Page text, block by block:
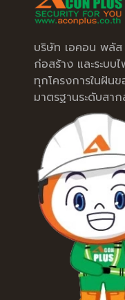
บริษัท เอคอน พลั
ก่อสร้าง และระบบ
ทุกโครงการในฝัน
มาตรฐานระดับสาก